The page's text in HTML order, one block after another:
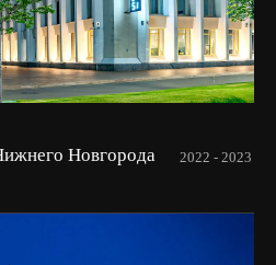
Новгорода 2022 - 2023